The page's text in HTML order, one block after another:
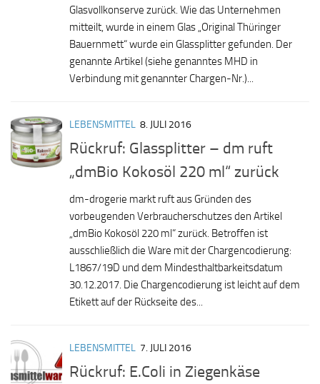
Glasvollkonserve zurück. Wie das Unternehmen
mitteilt, wurde in einem Glas „Original Thüringer
Bauernmett“ wurde ein Glassplitter gefunden. Der
genannte Artikel (siehe genanntes MHD in
Verbindung mit genannter Chargen-Nr.)...
LEBENSMITTEL 8. JULI 2016
Rückruf: Glassplitter – dm ruft
„dmBio Kokos­öl 220 ml“ zurück
dm-drogerie markt ruft aus Gründen des
vorbeugenden Verbraucherschutzes den Artikel
„dmBio Kokosöl 220 ml“ zurück. Betroffen ist
ausschließlich die Ware mit der Chargencodierung:
L1867/19D und dem Mindesthaltbarkeitsdatum
30.12.2017. Die Chargencodierung ist leicht auf dem
Etikett auf der Rückseite des...
LEBENSMITTEL 7. JULI 2016
Rückruf: E.Coli in Ziegenkäse